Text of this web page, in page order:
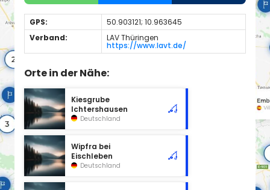
GPS:
50.903121; 10.963645
Verband:
LAV Thüringen
https://www.lavt.de/
Orte in der Nähe:
Kiesgrube
Ichtershausen
Deutschland
Wipfra bei
Eischleben
Deutschland